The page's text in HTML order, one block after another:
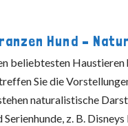
Hund –
beliebtesten
Sie die
naturalistische
z. B.